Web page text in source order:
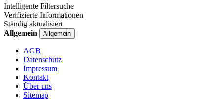
Intelligente Filtersuche
Verifizierte Informationen
Ständig aktualisiert
Allgemein
Allgemein
AGB
Datenschutz
Impressum
Kontakt
Über uns
Sitemap